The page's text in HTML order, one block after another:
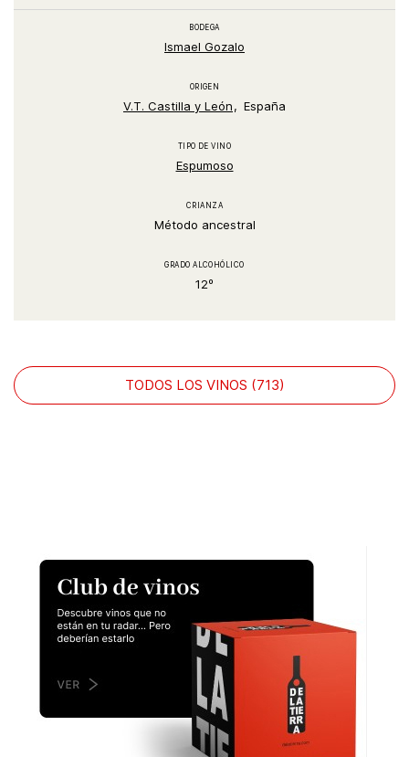
BODEGA
Ismael Gozalo
ORIGEN
V.T. Castilla y León España
TIPO DE VINO
Espumoso
CRIANZA
Método ancestral
GRADO ALCOHÓLICO
12º
TODOS LOS VINOS (713)